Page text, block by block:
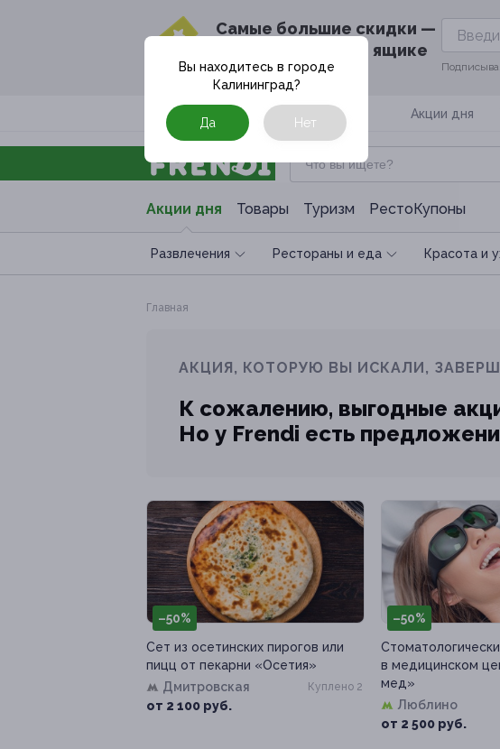
Cамые большие скидки —
в твоём почтовом ящике
Москва Акции дня
Акции дня Товары Туризм РестоКупоны
Развлечения Рестораны и еда Красота и
Вы находитесь в городе
Калининград?
Да Нет
Главная
АКЦИЯ, КОТОРУЮ ВЫ ИСКАЛИ,
К сожалению, выгодные
Но у Frendi есть
–50%
Сет из осетинских пирогов или
пицц от пекарни «Осетия»
Дмитровская
от 2 100 руб.
Куплено 2
–50%
в медицинском
мед»
Люблино
от 2 500 руб.